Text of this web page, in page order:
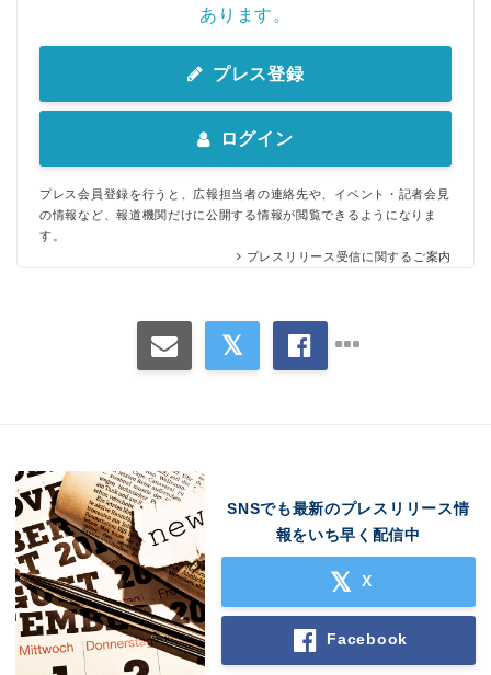
あります。
プレス登録
ログイン
プレス会員登録を行うと、広報担当者の連絡先や、イベント・記者会見
の情報など、報道機関だけに公開する情報が閲覧できるようになりま
す。
プレスリリース受信に関するご案内
SNSでも最新のプレスリリース情
報をいち早く配信中
X
Facebook